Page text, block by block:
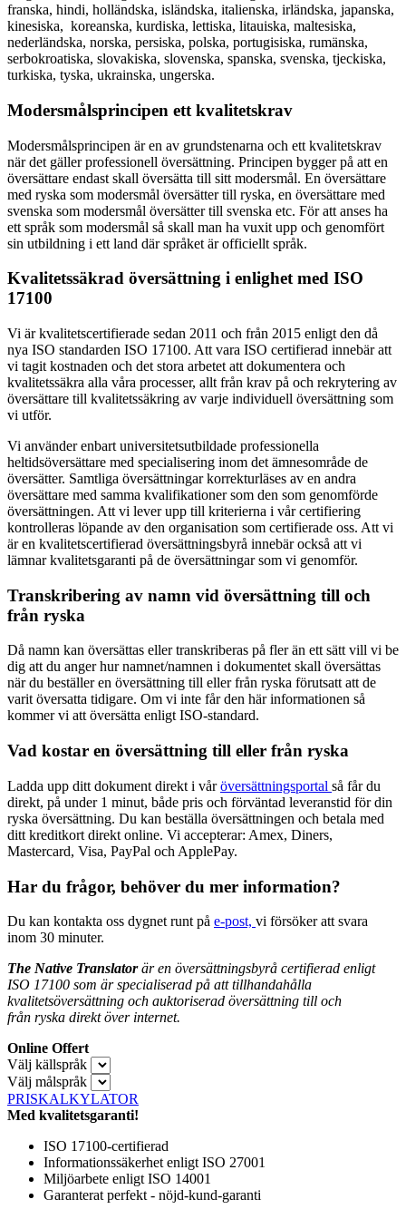
franska, hindi, holländska, isländska, italienska, irländska, japanska,
kinesiska, koreanska, kurdiska, lettiska, litauiska, maltesiska,
nederländska, norska, persiska, polska, portugisiska, rumänska,
serbokroatiska, slovakiska, slovenska, spanska, svenska, tjeckiska,
turkiska, tyska, ukrainska, ungerska.
Modersmålsprincipen ett kvalitetskrav
Modersmålsprincipen är en av grundstenarna och ett kvalitetskrav
när det gäller professionell översättning. Principen bygger på att en
översättare endast skall översätta till sitt modersmål. En översättare
med ryska som modersmål översätter till ryska, en översättare med
svenska som modersmål översätter till svenska etc. För att anses ha
ett språk som modersmål så skall man ha vuxit upp och genomfört
sin utbildning i ett land där språket är officiellt språk.
Kvalitetssäkrad översättning i enlighet med ISO
17100
Vi är kvalitetscertifierade sedan 2011 och från 2015 enligt den då
nya ISO standarden ISO 17100. Att vara ISO certifierad innebär att
vi tagit kostnaden och det stora arbetet att dokumentera och
kvalitetssäkra alla våra processer, allt från krav på och rekrytering av
översättare till kvalitetssäkring av varje individuell översättning som
vi utför.
Vi använder enbart universitetsutbildade professionella
heltidsöversättare med specialisering inom det ämnesområde de
översätter. Samtliga översättningar korrekturläses av en andra
översättare med samma kvalifikationer som den som genomförde
översättningen. Att vi lever upp till kriterierna i vår certifiering
kontrolleras löpande av den organisation som certifierade oss. Att vi
är en kvalitetscertifierad översättningsbyrå innebär också att vi
lämnar kvalitetsgaranti på de översättningar som vi genomför.
Transkribering av namn vid översättning till och
från ryska
Då namn kan översättas eller transkriberas på fler än ett sätt vill vi be
dig att du anger hur namnet/namnen i dokumentet skall översättas
när du beställer en översättning till eller från ryska förutsatt att de
varit översatta tidigare. Om vi inte får den här informationen så
kommer vi att översätta enligt ISO-standard.
Vad kostar en översättning till eller från ryska
Ladda upp ditt dokument direkt i våröversättningsportal så får du
direkt, på under 1 minut, både pris och förväntad leveranstid för din
ryska översättning. Du kan beställa översättningen och betala med
ditt kreditkort direkt online. Vi accepterar: Amex, Diners,
Mastercard, Visa, PayPal och ApplePay.
Har du frågor, behöver du mer information?
Du kan kontakta oss dygnet runt på e-post, vi försöker att svara
inom 30 minuter.
The Native Translatorär en översättningsbyrå certifierad enligt
ISO 17100 som är specialiserad på att tillhandahålla
kvalitetsöversättning och auktoriserad översättning till och
från ryska direkt över internet.
Online Offert
Välj källspråk
Välj målspråk
PRISKALKYLATOR
Med kvalitetsgaranti!
ISO 17100-certifierad
Informationssäkerhet enligt ISO 27001
Miljöarbete enligt ISO 14001
Garanterat perfekt - nöjd-kund-garanti